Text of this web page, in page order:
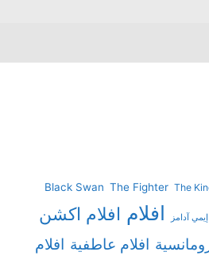
Black Swan The Fighter The
إيمي آدامز افلام افلام اكشن
افلام عاطفية افلام